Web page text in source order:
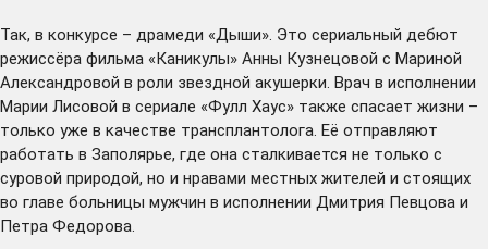
Так, в конкурсе – драмеди «Дыши». Это сериальный дебют
режиссёра фильма «Каникулы» Анны Кузнецовой с Мариной
Александровой в роли звездной акушерки. Врач в исполнении
Марии Лисовой в сериале «Фулл Хаус» также спасает жизни –
только уже в качестве трансплантолога. Её отправляют
работать в Заполярье, где она сталкивается не только с
суровой природой, но и нравами местных жителей и стоящих
во главе больницы мужчин в исполнении Дмитрия Певцова и
Петра Федорова.